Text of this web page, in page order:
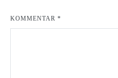
KOMMENTAR *